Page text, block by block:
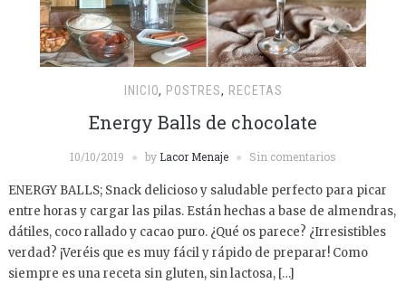
INICIO, POSTRES, RECETAS
Energy Balls de chocolate
10/10/2019 by Lacor Menaje Sin comentarios
ENERGY BALLS; Snack delicioso y saludable perfecto para picar
entre horas y cargar las pilas. Están hechas a base de almendras,
dátiles, coco rallado y cacao puro. ¿Qué os parece? ¿Irresistibles
verdad? ¡Veréis que es muy fácil y rápido de preparar! Como
siempre es una receta sin gluten, sin lactosa, […]